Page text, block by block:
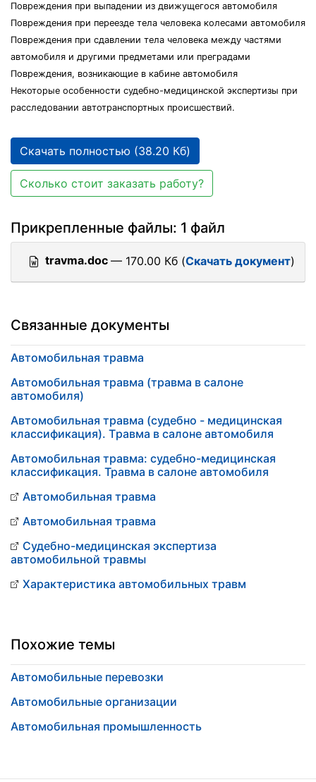
Повреждения при выпадении из движущегося автомобиля
Повреждения при переезде тела человека колесами автомобиля
Повреждения при сдавлении тела человека между частями
автомобиля и другими предметами или преградами
Повреждения, возникающие в кабине автомобиля
Некоторые особенности судебно-медицинской экспертизы при
расследовании автотранспортных происшествий.
Скачать полностью (38.20 Кб)
Сколько стоит заказать работу?
Прикрепленные файлы: 1 файл
travma.doc — 170.00 Кб (Скачать документ)
Связанные документы
Автомобильная травма
Автомобильная травма (травма в салоне
автомобиля)
Автомобильная травма (судебно - медицинская
классификация). Тpaвмa в салоне автомобиля
Автомобильная травма: судебно-медицинская
классификация. Травма в салоне автомобиля
Автомобильная травма
Автомобильная травма
Судебно-медицинская экспертиза
автомобильной травмы
Характеристика автомобильных травм
Похожие темы
Автомобильные перевозки
Автомобильные организации
Автомобильная промышленность